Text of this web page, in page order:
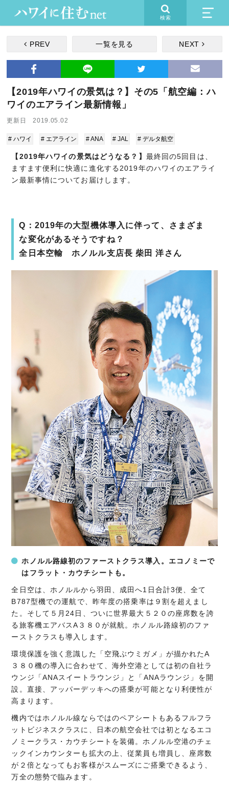
検索
PREV 一覧を見る NEXT
【2019年ハワイの景気は？】その5「航空編：ハ
ワイのエアライン最新情報」
更新日 2019.05.02
# ハワイ # エアライン # ANA # JAL # デルタ航空
【2019年ハワイの景気はどうなる？】 最終回の5回目は、
ますます便利に快適に進化する2019年のハワイのエアライ
ン最新事情についてお届けします。
Q：2019年の大型機体導入に伴って、さまざま
な変化があるそうですね？
全日本空輸 ホノルル支店長 柴田 洋さん
ホノルル路線初のファーストクラス導入。エコノミーで
はフラット・カウチシートも。
全日空は、ホノルルから羽田、成田へ1日合計3便、全て
B787型機での運航で、昨年度の搭乗率は９割を超えまし
た。そして５月24日、ついに世界最大５２０の座席数を誇
る旅客機エアバスA３８０が就航。ホノルル路線初のファ
ーストクラスも導入します。
環境保護を強く意識した「空飛ぶウミガメ」が描かれたA
３８０機の導入に合わせて、海外空港としては初の自社ラ
ウンジ「ANAスイートラウンジ」と「ANAラウンジ」を開
設。直接、アッパーデッキへの搭乗が可能となり利便性が
高まります。
機内ではホノルル線ならではのペアシートもあるフルフラ
ットビジネスクラスに、日本の航空会社では初となるエコ
ノミークラス・カウチシートを装備。ホノルル空港のチェ
ックインカウンターも拡大の上、従業員も増員し、座席数
が２倍となってもお客様がスムーズにご搭乗できるよう、
万全の態勢で臨みます。